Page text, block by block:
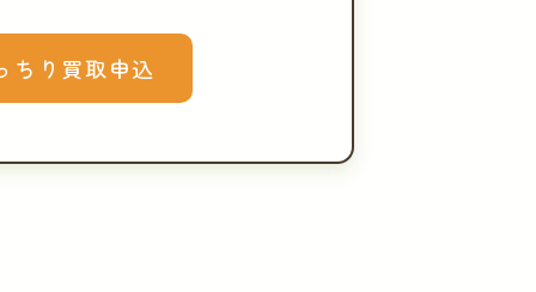
ちり買取申込